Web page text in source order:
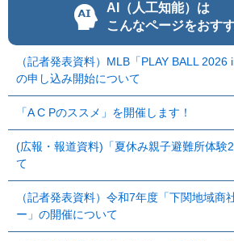
AI（人工知能）は
こんなページをおす
（記者発表資料）MLB「PLAY BALL 2026
の申し込み開始について
「A C Pのススメ」を開催します！
(広報・報道資料)「夏休み親子避難所体験
て
（記者発表資料）令和7年度「下関地域商
ー」の開催について